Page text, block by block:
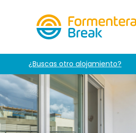
¿Buscas otro alojamiento?